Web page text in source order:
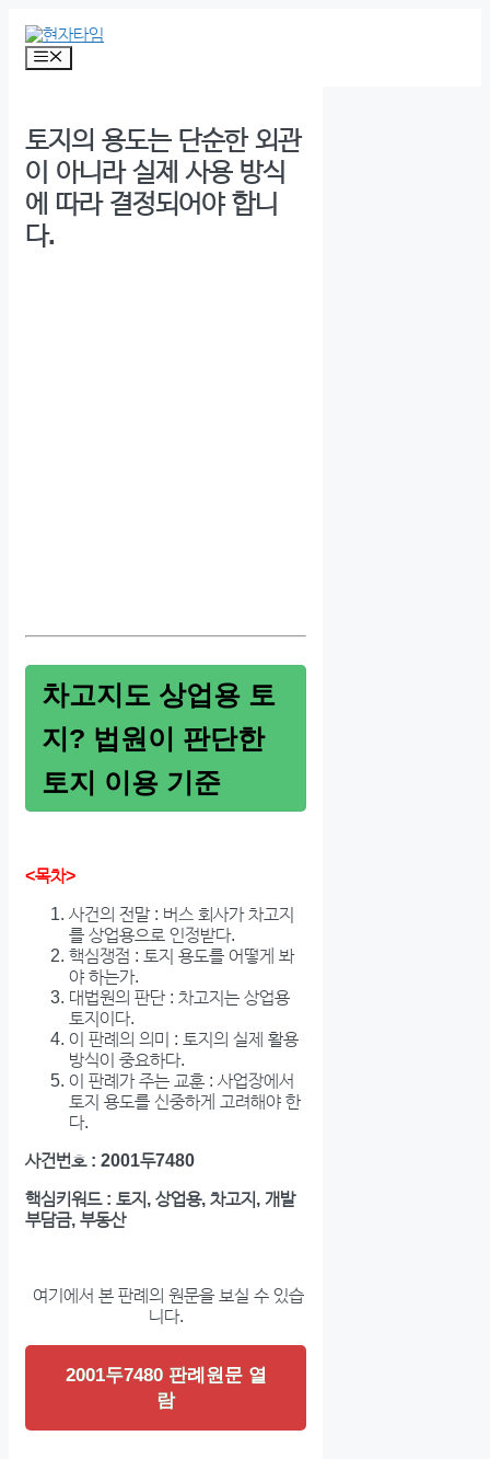
contentMenu
토지의 용도는 단순한 외관
이 아니라 실제 사용 방식
에 따라 결정되어야 합니
다.
차고지도 상업용 토
지? 법원이 판단한
토지 이용 기준
<목차>
사건의 전말 : 버스 회사가 차고지
를 상업용으로 인정받다.
핵심쟁점 : 토지 용도를 어떻게 봐
야 하는가.
대법원의 판단 : 차고지는 상업용
토지이다.
이 판례의 의미 : 토지의 실제 활용
방식이 중요하다.
이 판례가 주는 교훈 : 사업장에서
토지 용도를 신중하게 고려해야 한
다.
사건번호 : 2001두7480
핵심키워드 : 토지, 상업용, 차고지, 개발
부담금, 부동산
여기에서 본 판례의 원문을 보실 수 있습
니다.
2001두7480 판례원문 열
람